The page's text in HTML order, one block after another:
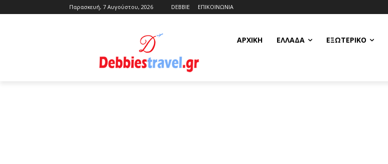
Παρασκευή, 7 Αυγούστου, 2026 DEBBIE ΕΠΙΚΟΙΝΩΝΙΑ
ΑΡΧΙΚΗ ΕΛΛΆΔΑ ΕΞΩΤΕΡΙΚΌ